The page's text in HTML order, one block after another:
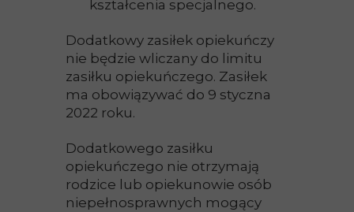
kształcenia specjalnego.
Dodatkowy zasiłek opiekuńczy
nie będzie wliczany do limitu
zasiłku opiekuńczego. Zasiłek
ma obowiązywać do 9 styczna
2022 roku.
Dodatkowego zasiłku
opiekuńczego nie otrzymają
rodzice lub opiekunowie osób
niepełnosprawnych mogący